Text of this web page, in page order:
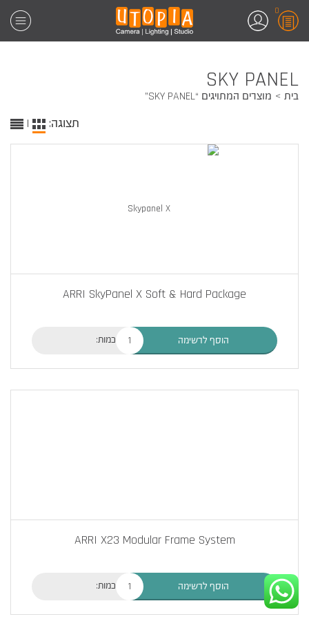
0
SKY PANEL
בית מוצרים המתויגים “SKY PANEL”
תצוגה: |
ARRI SkyPanel X Soft & Hard Package
כמות: הוסף לרשימה
ARRI X23 Modular Frame System
כמות: הוסף לרשימה